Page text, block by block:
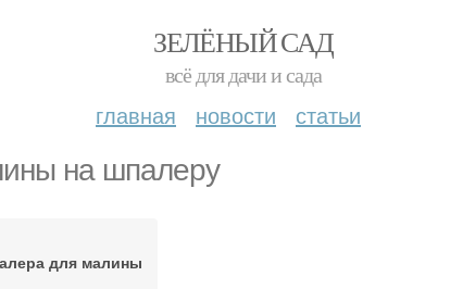
ЗЕЛЁНЫЙ САД
всё для дачи и сада
главная новости статьи
на шпалеру
для малины